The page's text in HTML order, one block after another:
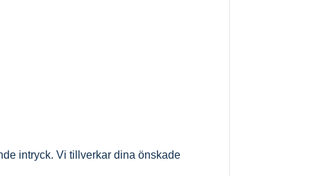
intryck. Vi tillverkar dina önskade